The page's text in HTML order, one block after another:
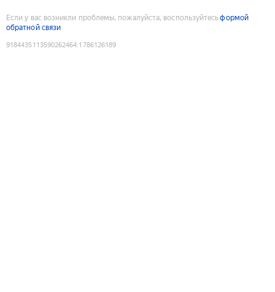
Если у вас возникли проблемы, пожалуйста, воспользуйтесьформой
обратной связи
9184435113590262464:1786126189